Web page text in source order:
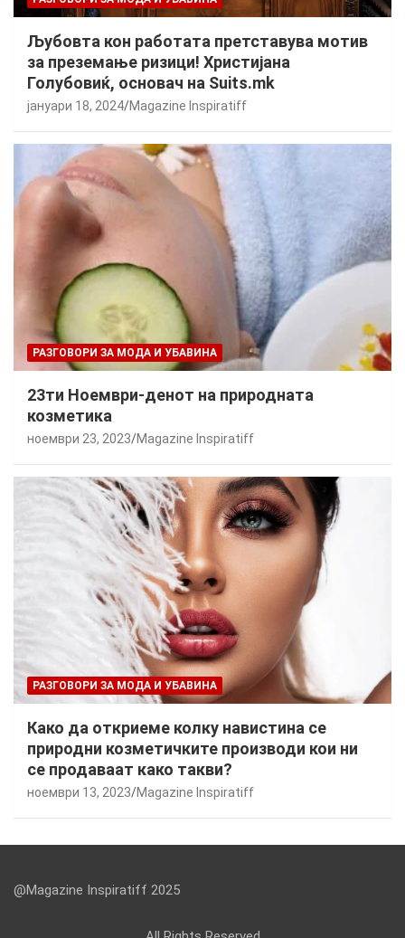
Љубовта кон работата претставува мотив
за преземање ризици! Христијана
Голубовиќ, основач на Suits.mk
јануари 18, 2024 Magazine Inspiratiff
РАЗГОВОРИ ЗА МОДА И УБАВИНА
23ти Ноември-денот на природната
козметика
ноември 23, 2023 Magazine Inspiratiff
РАЗГОВОРИ ЗА МОДА И УБАВИНА
Како да откриеме колку навистина се
природни козметичките производи кои ни
се продаваат како такви?
ноември 13, 2023 Magazine Inspiratiff
@Magazine Inspiratiff 2025